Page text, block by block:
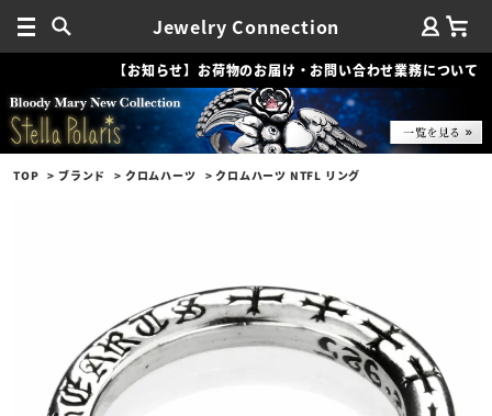
Jewelry Connection
【お知らせ】お荷物のお届け・お問い合わせ業務について
TOP ブランド クロムハーツ クロムハーツ NTFL リング